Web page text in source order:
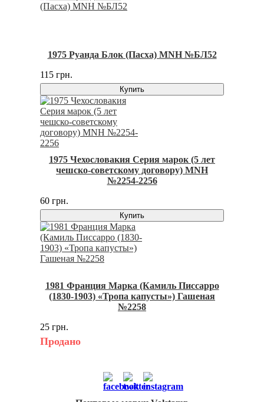
1975 Руанда Блок (Пасха) MNH №БЛ52
115 грн.
Купить
1975 Чехословакия Серия марок (5 лет
чешско-советскому договору) MNH
№2254-2256
60 грн.
Купить
1981 Франция Марка (Камиль Писсарро
(1830-1903) «Тропа капусты») Гашеная
№2258
25 грн.
Продано